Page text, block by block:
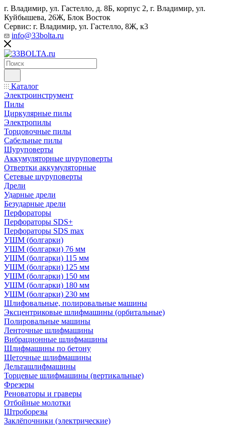
г. Владимир, ул. Гастелло, д. 8Б, корпус 2, г. Владимир, ул. ​
Куйбышева, 26Ж, Блок Восток
Сервис: г. Владимир, ул. Гастелло, 8Ж, к3
info@33bolta.ru
Каталог
Электроинструмент
Пилы
Циркулярные пилы
Электропилы
Торцовочные пилы
Сабельные пилы
Шуруповерты
Аккумуляторные шуруповерты
Отвертки аккумуляторные
Сетевые шуруповерты
Дрели
Ударные дрели
Безударные дрели
Перфораторы
Перфораторы SDS+
Перфораторы SDS max
УШМ (болгарки)
УШМ (болгарки) 76 мм
УШМ (болгарки) 115 мм
УШМ (болгарки) 125 мм
УШМ (болгарки) 150 мм
УШМ (болгарки) 180 мм
УШМ (болгарки) 230 мм
Шлифовальные, полировальные машины
Эксцентриковые шлифмашины (орбитальные)
Полировальные машины
Ленточные шлифмашины
Вибрационные шлифмашины
Шлифмашины по бетону
Щеточные шлифмашины
Дельташлифмашины
Торцевые шлифмашины (вертикальные)
Фрезеры
Реноваторы и граверы
Отбойные молотки
Штроборезы
Заклёпочники (электрические)